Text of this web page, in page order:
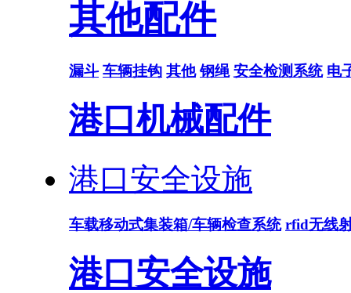
其他配件
漏斗 车辆挂钩 其他 钢绳 安全检测系统 电
港口机械配件
港口安全设施
车载移动式集装箱/车辆检查系统 rfid无线
港口安全设施